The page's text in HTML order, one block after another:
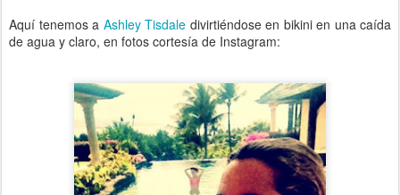
Aquí tenemos a Ashley Tisdale divirtiéndose en bikini en una caída
de agua y claro, en fotos cortesía de Instagram: